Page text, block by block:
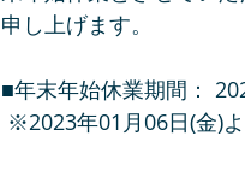
申し上げます。
■年末年始休業期間：
※2023年01月06日(金)